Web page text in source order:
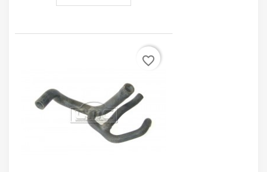
favorite_border